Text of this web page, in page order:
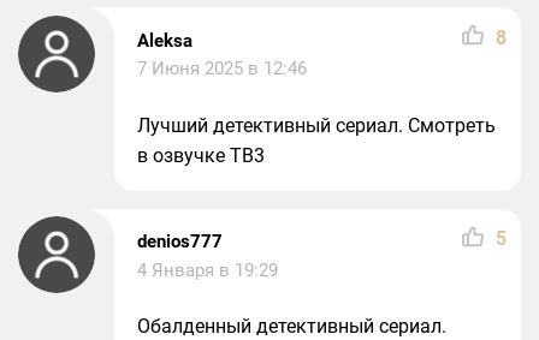
Aleksa
7 Июня 2025 в 12:46
Лучший детективный сериал. Смотреть
в озвучке ТВ3
8
denios777
4 Января в 19:29
Обалденный детективный сериал.
5